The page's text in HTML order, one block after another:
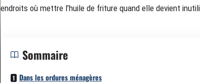
endroits où mettre l’huile de friture quand elle devient
Sommaire
Dans les ordures ménagères